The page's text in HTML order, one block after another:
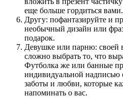
еще больше гордиться вами.
Другу: пофантазируйте и
необычный дизайн или
подарок.
Девушке или парню: своей
сложно выбрать то, что
Футболка же или банные
индивидуальной надписью
заботы и любви, которые
напоминать о вас.